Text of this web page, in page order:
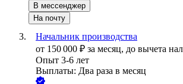
В мессенджер
На почту
Начальник производства
от 150 000 ₽ за месяц, до вычета
Опыт 3-6 лет
Выплаты: Два раза в месяц